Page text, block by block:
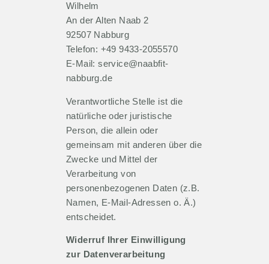
Wilhelm
An der Alten Naab 2
92507 Nabburg
Telefon: +49 9433-2055570
E-Mail: service@naabfit-
nabburg.de
Verantwortliche Stelle ist die
natürliche oder juristische
Person, die allein oder
gemeinsam mit anderen über die
Zwecke und Mittel der
Verarbeitung von
personenbezogenen Daten (z.B.
Namen, E-Mail-Adressen o. Ä.)
entscheidet.
Widerruf Ihrer Einwilligung
zur Datenverarbeitung